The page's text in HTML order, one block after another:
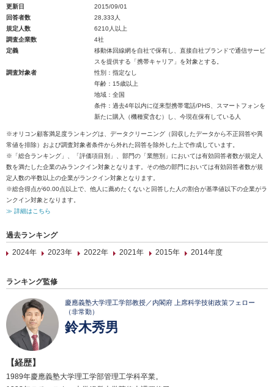
更新日
2015/09/01
回答者数
28,333人
規定人数
6210人以上
調査企業数
4社
定義
移動体回線網を自社で保有し、直接自社ブランドで通信サービ
スを提供する「携帯キャリア」を対象とする。
調査対象者
性別：指定なし
年齢：15歳以上
地域：全国
条件：過去4年以内に従来型携帯電話/PHS、スマートフォンを
新たに購入（機種変含む）し、今現在保有している人
※オリコン顧客満足度ランキングは、データクリーニング（回収したデータから不正回答や異
常値を排除）および調査対象者条件から外れた回答を除外した上で作成しています。
※「総合ランキング」、「評価項目別」、部門の「業態別」においては有効回答者数が規定人
数を満たした企業のみランクイン対象となります。その他の部門においては有効回答者数が規
定人数の半数以上の企業がランクイン対象となります。
※総合得点が60.00点以上で、他人に薦めたくないと回答した人の割合が基準値以下の企業がラ
ンクイン対象となります。
≫ 詳細はこちら
過去ランキング
2024年
2023年 2022年 2021年 2015年 2014年度
ランキング監修
慶應義塾大学理工学部教授／内閣府 上席科学技術政策フェロー
（非常勤）
鈴木秀男
【経歴】
1989年慶應義塾大学理工学部管理工学科卒業。